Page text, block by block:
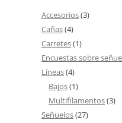
Accesorios(3)
Cañas(4)
Carretes(1)
Encuestas sobre
Líneas(4)
Bajos(1)
Multifilamentos(3)
Señuelos(27)